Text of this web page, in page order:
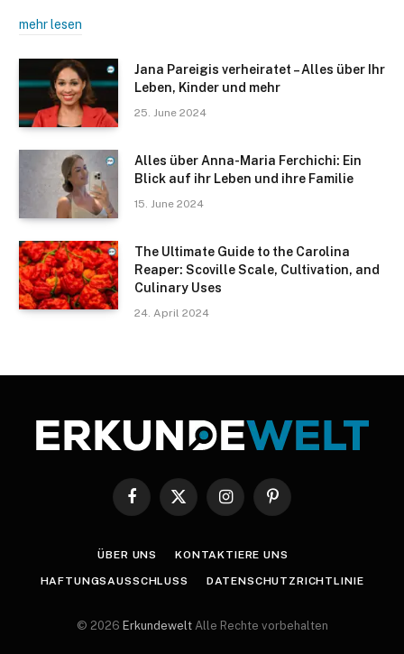
mehr lesen
Jana Pareigis verheiratet – Alles über Ihr
Leben, Kinder und mehr
25. June 2024
Alles über Anna-Maria Ferchichi: Ein
Blick auf ihr Leben und ihre Familie
15. June 2024
The Ultimate Guide to the Carolina
Reaper: Scoville Scale, Cultivation, and
Culinary Uses
24. April 2024
Facebook
X
InstagramPinterest
ÜBER UNS KONTAKTIERE UNS
HAFTUNGSAUSSCHLUSS DATENSCHUTZRICHTLINIE
© 2026 Erkundewelt Alle Rechte vorbehalten